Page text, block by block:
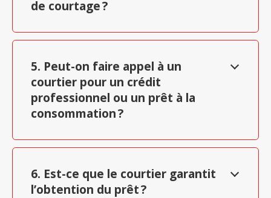
de courtage ?
5. Peut-on faire appel à un
courtier pour un crédit
professionnel ou un prêt à la
consommation ?
6. Est-ce que le courtier garantit
l’obtention du prêt ?